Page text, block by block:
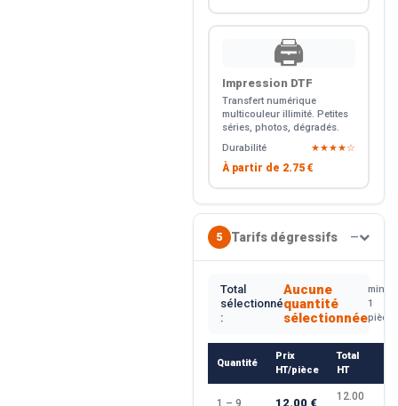
🖨️
Impression DTF
Transfert numérique
multicouleur illimité. Petites
séries, photos, dégradés.
Durabilité
★★★★☆
À partir de 2.75 €
5 Tarifs dégressifs —
Total
sélectionné
:
Aucune
quantité
sélectionnée
min.
1
pièce
Quantité
Prix
HT/pièce
Total
HT
1 – 9 12.00 €
12.00